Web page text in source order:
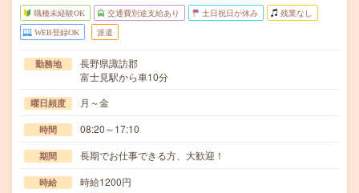
職種未経験OK 交通費別途支給あり 土日祝日が休み 残業なし
WEB登録OK 派遣
勤務地
長野県諏訪郡
富士見駅から車10分
曜日頻度 月～金
時間 08:20～17:10
期間 長期でお仕事できる方、大歓迎！
時給 時給1200円